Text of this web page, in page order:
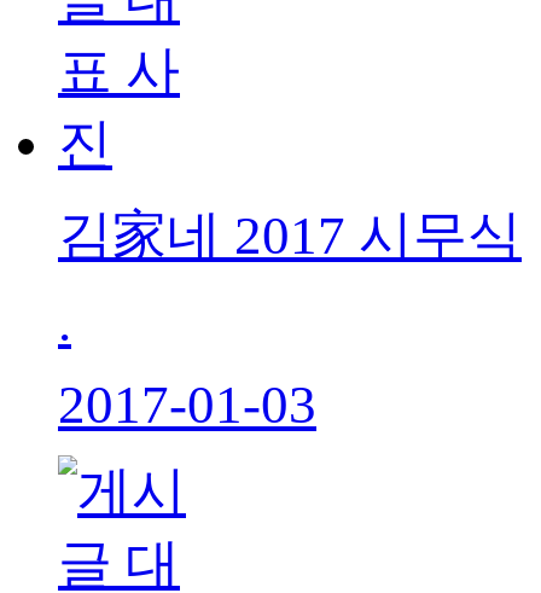
김家네 2017 시무식
.
2017-01-03